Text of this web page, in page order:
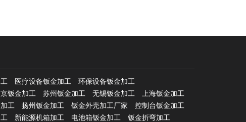
医疗设备钣金加工
环保设备钣金加工
钣金加工 苏州钣金加工 无锡钣金加工
上海钣金加工
工 扬州钣金加工 钣金外壳加工厂家
控制台钣金加工
新能源机箱加工 电池箱钣金加工
钣金折弯加工